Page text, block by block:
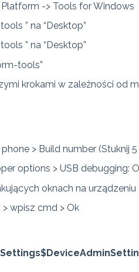
-> Tools for Windows
” na “Desktop”
” na “Desktop”
tools”
krokami w zależności od
> Build number (Stuknij
options > USB debugging:
oknach na urządzeniu
> wpisz cmd > Ok